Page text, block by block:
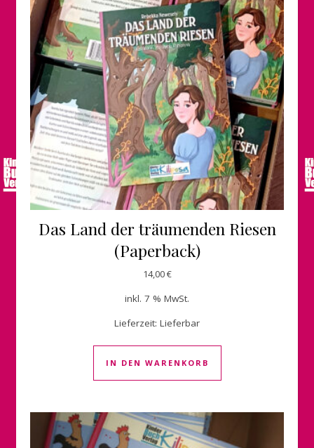
Das Land der träumenden Riesen
(Paperback)
14,00€
inkl. 7 % MwSt.
Lieferzeit: Lieferbar
IN DEN WARENKORB